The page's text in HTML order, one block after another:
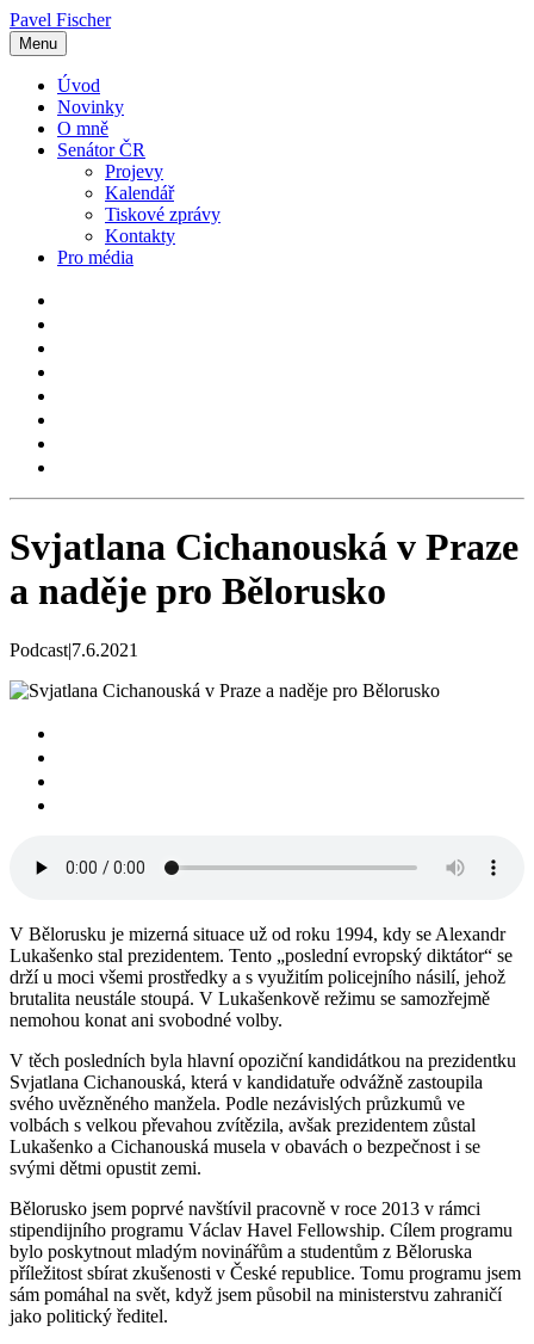
Pavel Fischer
Menu
Úvod
Novinky
O mně
Senátor ČR
Projevy
Kalendář
Tiskové zprávy
Kontakty
Pro média
Svjatlana Cichanouská v Praze
a naděje pro Bělorusko
Podcast|7.6.2021
V Bělorusku je mizerná situace už od roku 1994, kdy se Alexandr
Lukašenko stal prezidentem. Tento „poslední evropský diktátor“ se
drží u moci všemi prostředky a s využitím policejního násilí, jehož
brutalita neustále stoupá. V Lukašenkově režimu se samozřejmě
nemohou konat ani svobodné volby.
V těch posledních byla hlavní opoziční kandidátkou na prezidentku
Svjatlana Cichanouská, která v kandidatuře odvážně zastoupila
svého uvězněného manžela. Podle nezávislých průzkumů ve
volbách s velkou převahou zvítězila, avšak prezidentem zůstal
Lukašenko a Cichanouská musela v obavách o bezpečnost i se
svými dětmi opustit zemi.
Bělorusko jsem poprvé navštívil pracovně v roce 2013 v rámci
stipendijního programu Václav Havel Fellowship. Cílem programu
bylo poskytnout mladým novinářům a studentům z Běloruska
příležitost sbírat zkušenosti v České republice. Tomu programu jsem
sám pomáhal na svět, když jsem působil na ministerstvu zahraničí
jako politický ředitel.